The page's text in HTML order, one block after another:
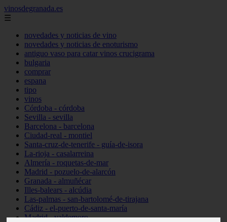
vinosdegranada.es
☰
novedades y noticias de vino
novedades y noticias de enoturismo
antiguo vaso para catar vinos crucigrama
bulgaria
comprar
espana
tipo
vinos
Córdoba - córdoba
Sevilla - sevilla
Barcelona - barcelona
Ciudad-real - montiel
Santa-cruz-de-tenerife - guía-de-isora
La-rioja - casalarreina
Almería - roquetas-de-mar
Madrid - pozuelo-de-alarcón
Granada - almuñécar
Illes-balears - alcúdia
Las-palmas - san-bartolomé-de-tirajana
Cádiz - el-puerto-de-santa-maría
Madrid - valdemoro